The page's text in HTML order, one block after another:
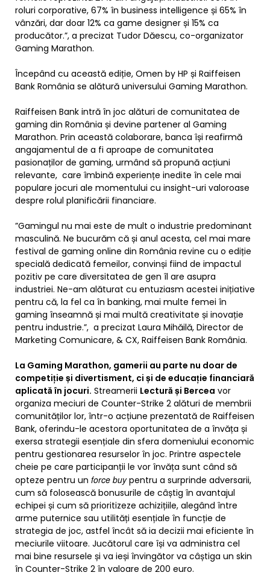
roluri corporative, 67% în business intelligence și 65% în
vânzări, dar doar 12% ca game designer și 15% ca
producător.”, a precizat Tudor Dăescu, co-organizator
Gaming Marathon.
Începând cu această ediție, Omen by HP și Raiffeisen
Bank România se alătură universului Gaming Marathon.
Raiffeisen Bank intră în joc alături de comunitatea de
gaming din România și devine partener al Gaming
Marathon. Prin această colaborare, banca își reafirmă
angajamentul de a fi aproape de comunitatea
pasionaților de gaming, urmând să propună acțiuni
relevante, care îmbină experiențe inedite în cele mai
populare jocuri ale momentului cu insight-uri valoroase
despre rolul planificării financiare.
”Gamingul nu mai este de mult o industrie predominant
masculină. Ne bucurăm că și anul acesta, cel mai mare
festival de gaming online din România revine cu o ediție
specială dedicată femeilor, convinși fiind de impactul
pozitiv pe care diversitatea de gen îl are asupra
industriei. Ne-am alăturat cu entuziasm acestei inițiative
pentru că, la fel ca în banking, mai multe femei în
gaming înseamnă și mai multă creativitate și inovație
pentru industrie.”, a precizat Laura Mihăilă, Director de
Marketing Comunicare, & CX, Raiffeisen Bank România.
La Gaming Marathon, gamerii au parte nu doar de
competiție și divertisment, ci și de educație financiară
aplicată în jocuri. Streamerii Lectură și Bercea vor
organiza meciuri de Counter-Strike 2 alături de membrii
comunităților lor, într-o acțiune prezentată de Raiffeisen
Bank, oferindu-le acestora oportunitatea de a învăța și
exersa strategii esențiale din sfera domeniului economic
pentru gestionarea resurselor în joc. Printre aspectele
cheie pe care participanții le vor învăța sunt când să
opteze pentru un force buypentru a surprinde adversarii,
cum să folosească bonusurile de câștig în avantajul
echipei și cum să prioritizeze achizițiile, alegând între
arme puternice sau utilități esențiale în funcție de
strategia de joc, astfel încât să ia decizii mai eficiente în
meciurile viitoare. Jucătorul care își va administra cel
mai bine resursele și va ieși învingător va câștiga un skin
în Counter-Strike 2 în valoare de 200 euro.